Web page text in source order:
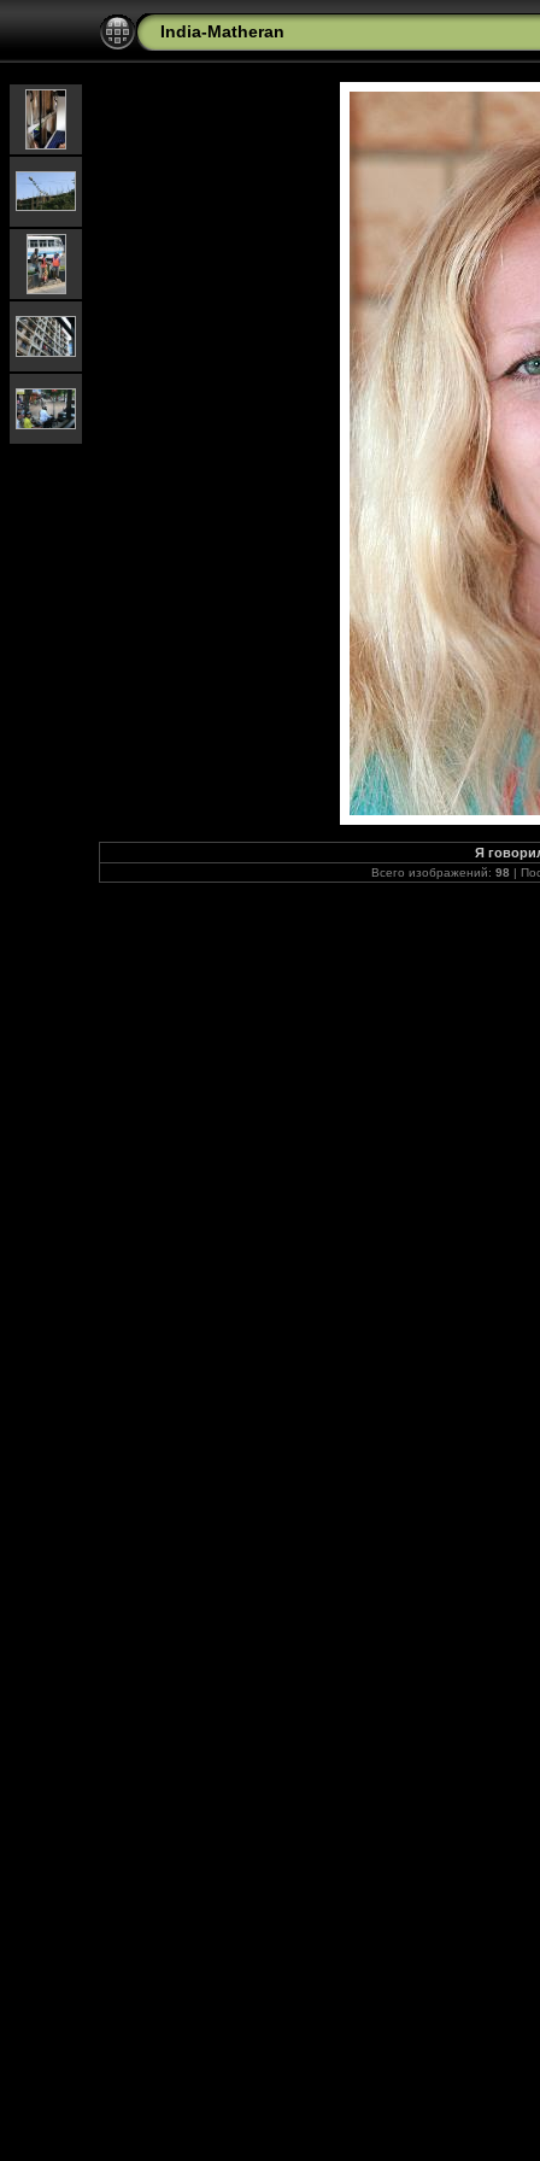
India-Matheran
Я
Всего изображений: 98 |